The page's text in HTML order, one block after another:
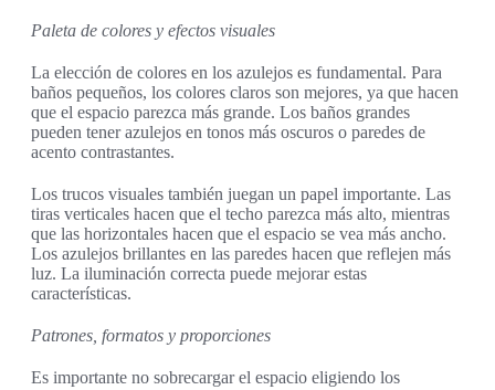
Paleta de colores y efectos visuales
La elección de colores en los azulejos es fundamental. Para
baños pequeños, los colores claros son mejores, ya que hacen
que el espacio parezca más grande. Los baños grandes
pueden tener azulejos en tonos más oscuros o paredes de
acento contrastantes.
Los trucos visuales también juegan un papel importante. Las
tiras verticales hacen que el techo parezca más alto, mientras
que las horizontales hacen que el espacio se vea más ancho.
Los azulejos brillantes en las paredes hacen que reflejen más
luz. La iluminación correcta puede mejorar estas
características.
Patrones, formatos y proporciones
Es importante no sobrecargar el espacio eligiendo los